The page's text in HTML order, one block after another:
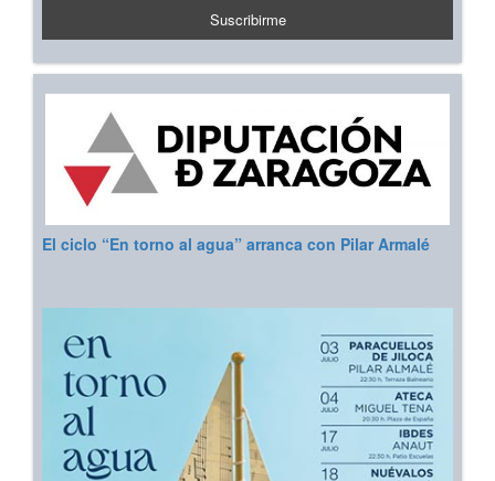
El ciclo “En torno al agua” arranca con Pilar Armalé